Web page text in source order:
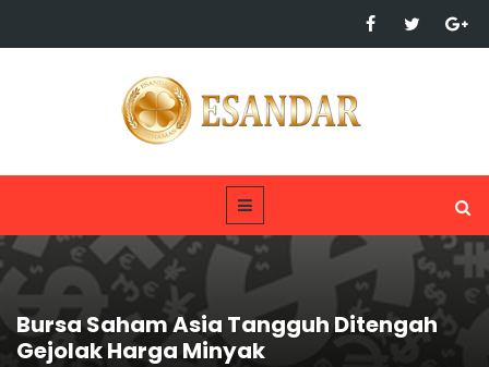
Bursa Saham Asia Tangguh Ditengah
Gejolak Harga Minyak